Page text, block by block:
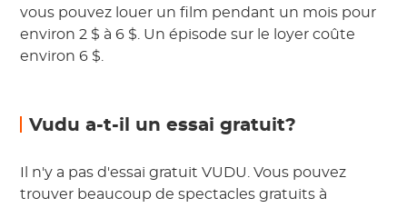
vous pouvez louer un film pendant un mois pour
environ 2 $ à 6 $. Un épisode sur le loyer coûte
environ 6 $.
Vudu a-t-il un essai gratuit?
Il n'y a pas d'essai gratuit VUDU. Vous pouvez
trouver beaucoup de spectacles gratuits à